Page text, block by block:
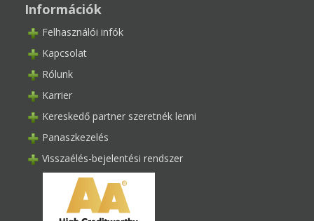
Információk
Felhasználói infók
Kapcsolat
Rólunk
Karrier
Kereskedő partner szeretnék lenni
Panaszkezelés
Visszaélés-bejelentési rendszer